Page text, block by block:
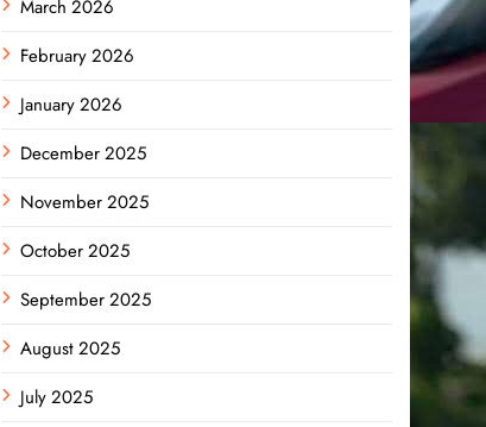
March 2026
February 2026
January 2026
December 2025
November 2025
October 2025
September 2025
August 2025
July 2025